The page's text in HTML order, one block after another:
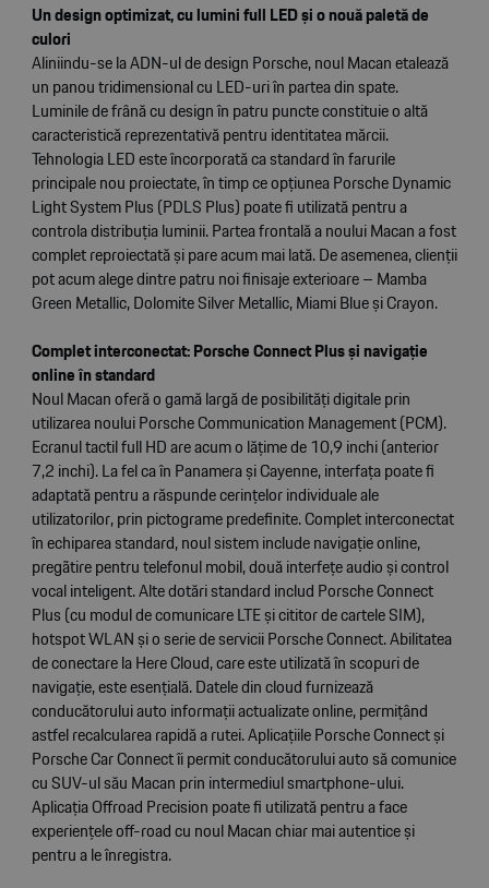
Un design optimizat, cu lumini full LED și o nouă paletă de
culori
Aliniindu-se la ADN-ul de design Porsche, noul Macan etalează
un panou tridimensional cu LED-uri în partea din spate.
Luminile de frână cu design în patru puncte constituie o altă
caracteristică reprezentativă pentru identitatea mărcii.
Tehnologia LED este încorporată ca standard în farurile
principale nou proiectate, în timp ce opțiunea Porsche Dynamic
Light System Plus (PDLS Plus) poate fi utilizată pentru a
controla distribuția luminii. Partea frontală a noului Macan a fost
complet reproiectată și pare acum mai lată. De asemenea, clienții
pot acum alege dintre patru noi finisaje exterioare – Mamba
Green Metallic, Dolomite Silver Metallic, Miami Blue și Crayon.
Complet interconectat: Porsche Connect Plus și navigație
online în standard
Noul Macan oferă o gamă largă de posibilități digitale prin
utilizarea noului Porsche Communication Management (PCM).
Ecranul tactil full HD are acum o lățime de 10,9 inchi (anterior
7,2 inchi). La fel ca în Panamera și Cayenne, interfața poate fi
adaptată pentru a răspunde cerințelor individuale ale
utilizatorilor, prin pictograme predefinite. Complet interconectat
în echiparea standard, noul sistem include navigație online,
pregãtire pentru telefonul mobil, două interfețe audio și control
vocal inteligent. Alte dotări standard includ Porsche Connect
Plus (cu modul de comunicare LTE și cititor de cartele SIM),
hotspot WLAN și o serie de servicii Porsche Connect. Abilitatea
de conectare la Here Cloud, care este utilizată în scopuri de
navigație, este esențială. Datele din cloud furnizează
conducătorului auto informații actualizate online, permițând
astfel recalcularea rapidă a rutei. Aplicațiile Porsche Connect și
Porsche Car Connect îi permit conducătorului auto să comunice
cu SUV-ul său Macan prin intermediul smartphone-ului.
Aplicația Offroad Precision poate fi utilizată pentru a face
experiențele off-road cu noul Macan chiar mai autentice și
pentru a le înregistra.